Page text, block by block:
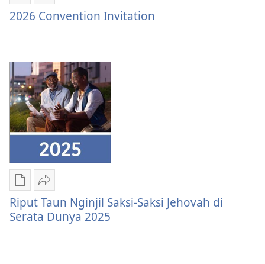
download
Convention
Invitation
2026
2026 Convention Invitation
Chara
download
litaricha
Kunsi
Riput
Taun
Riput Taun Nginjil Saksi-Saksi Jehovah di
Serata Dunya 2025